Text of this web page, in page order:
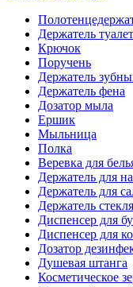
Держатель
Крючок
Поручень
Держатель
Держатель фена
Дозатор мыла
Eршик
Мыльница
Полка
Веревка для
Держатель для
Держатель для
Держатель
Диспенсер для
Диспенсер для
Дозатор
Душевая штанга
Косметическое